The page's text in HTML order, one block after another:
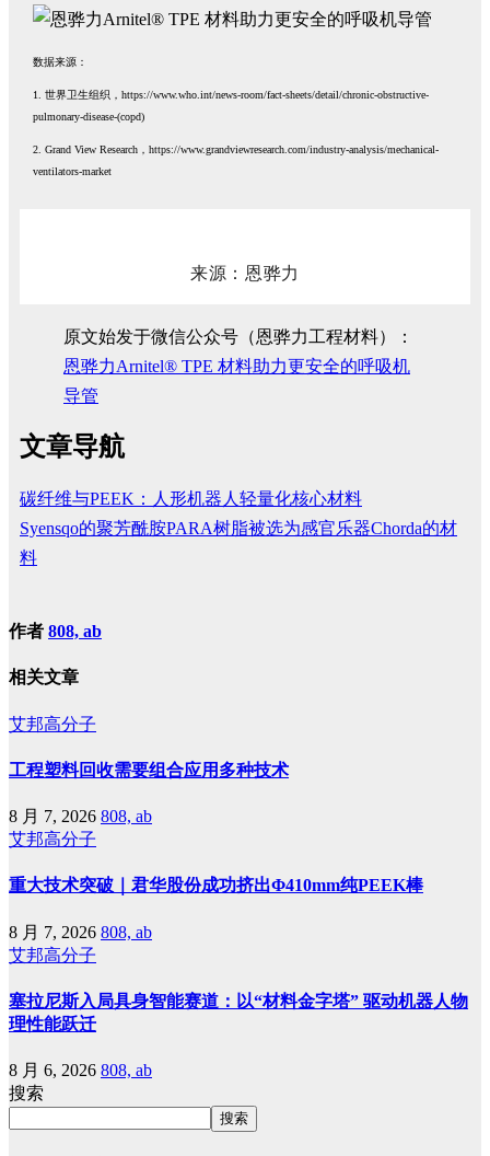
数据来源：
1. 世界卫生组织，https://www.who.int/news-room/fact-sheets/detail/chronic-obstructive-
pulmonary-disease-(copd)
2. Grand View Research，https://www.grandviewresearch.com/industry-analysis/mechanical-
ventilators-market
来源：恩骅力
原文始发于微信公众号（恩骅力工程材料）：
恩骅力Arnitel® TPE 材料助力更安全的呼吸机
导管
文章导航
碳纤维与PEEK：人形机器人轻量化核心材料
Syensqo的聚芳酰胺PARA树脂被选为感官乐器Chorda的材
料
作者 808, ab
相关文章
艾邦高分子
工程塑料回收需要组合应用多种技术
8 月 7, 2026 808, ab
艾邦高分子
重大技术突破｜君华股份成功挤出Φ410mm纯PEEK棒
8 月 7, 2026 808, ab
艾邦高分子
塞拉尼斯入局具身智能赛道：以“材料金字塔” 驱动机器人物
理性能跃迁
8 月 6, 2026 808, ab
搜索
搜索